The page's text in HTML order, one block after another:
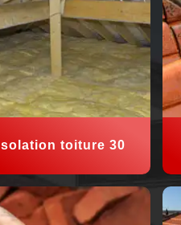
Isolation toiture 30